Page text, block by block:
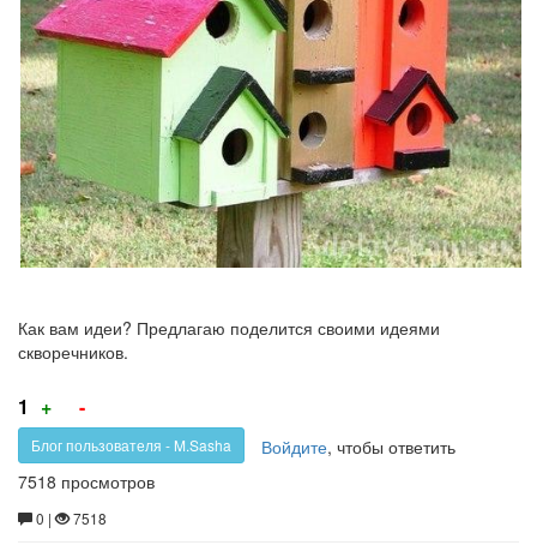
Как вам идеи? Предлагаю поделится своими идеями
скворечников.
1 +
за!
-
против!
Блог пользователя - M.Sasha Войдите, чтобы ответить
7518 просмотров
0 | 7518